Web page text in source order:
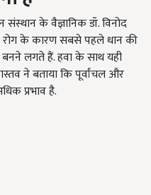
संस्थान के वैज्ञानिक डॉ. विनोद
रोग के कारण सबसे पहले धान की
लगते हैं. हवा के साथ यही
ने बताया कि पूर्वांचल और
प्रभाव है.